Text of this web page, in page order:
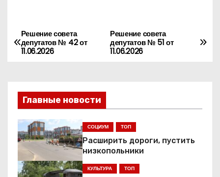
Н
а
г
а
ц
Решение совета
депутатов № 51 от
11.06.2026
Решение совета
депутатов № 42 от
11.06.2026
Главные новости
СОЦИУМ ТОП
Расширить дороги, пустить
низкопольники
КУЛЬТУРА ТОП